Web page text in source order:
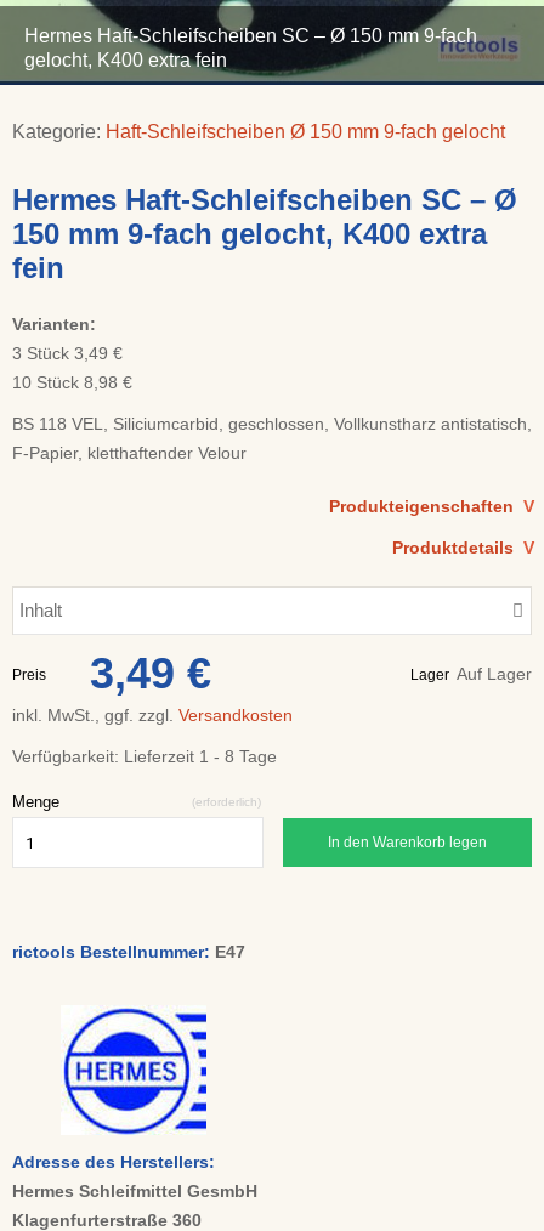
Hermes Haft-Schleifscheiben SC – Ø 150 mm 9-fach
gelocht, K400 extra fein
Kategorie: Haft-Schleifscheiben Ø 150 mm 9-fach gelocht
Hermes Haft-Schleifscheiben SC – Ø
150 mm 9-fach gelocht, K400 extra
fein
Varianten:
3 Stück 3,49 €
10 Stück 8,98 €
BS 118 VEL, Siliciumcarbid, geschlossen, Vollkunstharz antistatisch,
F-Papier, kletthaftender Velour
Produkteigenschaften V
Produktdetails V
Inhalt
Preis 3,49 € Lager Auf Lager
inkl. MwSt., ggf. zzgl. Versandkosten
Verfügbarkeit: Lieferzeit 1 - 8 Tage
Menge (erforderlich)
In den Warenkorb legen
rictools Bestellnummer: E47
Adresse des Herstellers:
Hermes Schleifmittel GesmbH
Klagenfurterstraße 360